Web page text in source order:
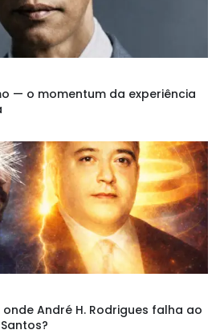
— o momentum da experiência
André H. Rodrigues falha ao